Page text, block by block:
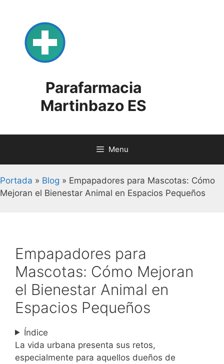
content
Parafarmacia
Martinbazo ES
Menu
Portada » Blog » Empapadores para Mascotas: Cómo
Mejoran el Bienestar Animal en Espacios Pequeños
Empapadores para
Mascotas: Cómo Mejoran
el Bienestar Animal en
Espacios Pequeños
Índice
La vida urbana presenta sus retos,
especialmente para aquellos dueños de